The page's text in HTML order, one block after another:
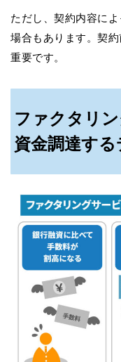
ただし、契約内容に
場合もあります。契
重要です。
ファクタリ
資金調達する